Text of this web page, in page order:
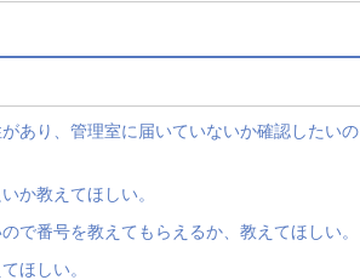
あり、管理室に届いていないか確認したいの
か教えてほしい。
で番号を教えてもらえるか、教えてほしい。
ほしい。